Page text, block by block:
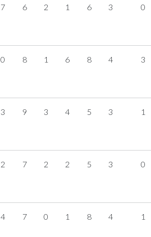
7 6 2 1 6 3 0
0 8 1 6 8 4 3
3 9 3 4 5 3 1
2 7 2 2 5 3 0
4 7 0 1 8 4 1